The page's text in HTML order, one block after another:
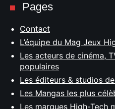
Pages
Contact
L’équipe du Mag Jeux
Les acteurs de cinéma,
populaires
Les éditeurs & studios
Les Mangas les plus
Les marques High-Tech